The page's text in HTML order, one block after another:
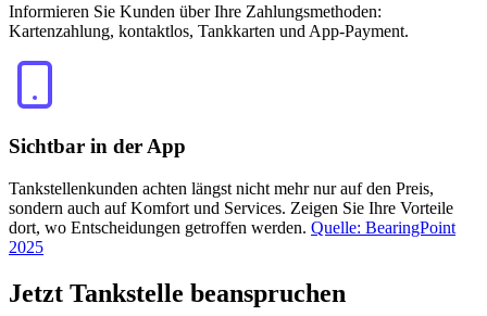
Informieren Sie Kunden über Ihre Zahlungsmethoden:
Kartenzahlung, kontaktlos, Tankkarten und App-Payment.
Sichtbar in der App
Tankstellenkunden achten längst nicht mehr nur auf den Preis,
sondern auch auf Komfort und Services. Zeigen Sie Ihre Vorteile
dort, wo Entscheidungen getroffen werden. Quelle: BearingPoint
2025
Jetzt Tankstelle beanspruchen